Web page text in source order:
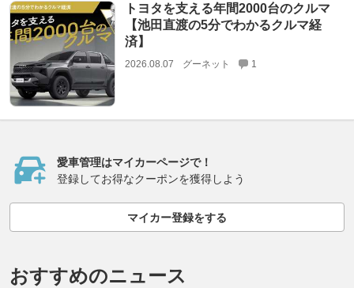
トヨタを支える年間2000台のクルマ
【池田直渡の5分でわかるクルマ経
済】
2026.08.07 グーネット 1
愛車管理はマイカーページで！
登録してお得なクーポンを獲得しよう
マイカー登録をする
おすすめのニュース